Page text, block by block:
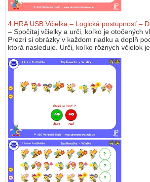
4.HRA USB Včielka – Logická postupnosť –
– Spočítaj včielky a urči, koľko je otočených
Prezri si obrázky v každom riadku a doplň
ktorá nasleduje. Urči, koľko rôznych včielok